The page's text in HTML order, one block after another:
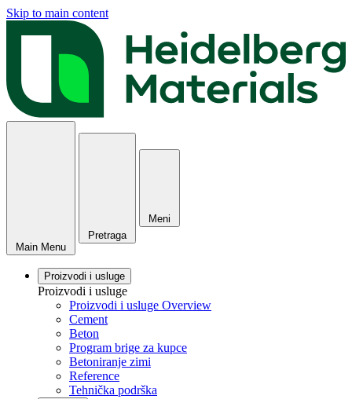
Skip to main content
Main Menu
Pretraga
Meni
Proizvodi i usluge
Proizvodi i usluge
Proizvodi i usluge Overview
Cement
Beton
Program brige za kupce
Betoniranje zimi
Reference
Tehnička podrška